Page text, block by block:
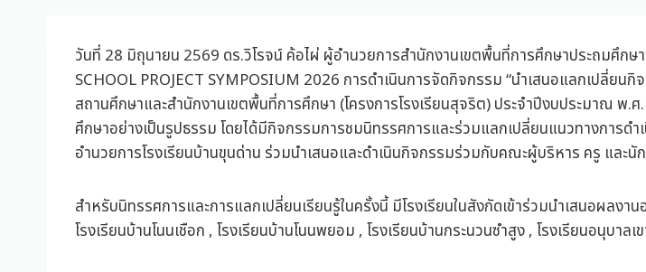
วันที่ 28 มิถุนายน 2569 ดร.วิโรจน์ ค้อไผ่ ผู้อำนวยการสำนักงานเขตพื้นที่การศึกษาประถมศึกษ
SCHOOL PROJECT SYMPOSIUM 2026 การดำเนินการจัดกิจกรรม “นำเสนอแลกเปลี่ย
สถานศึกษาและสำนักงานเขตพื้นที่การศึกษา (โครงการโรงเรียนสุจริต) ประจำปีงบประมาณ
ศึกษาอย่างเป็นรูปธรรม โดยได้มีกิจกรรมการชมนิทรรศการและร่วมแลกเปลี่ยนแนวทางการด
อำนวยการโรงเรียนบ้านขุนด่าน ร่วมนำเสนอและดำเนินกิจกรรมร่วมกับคณะผู้บริหาร ครู และนั
สำหรับนิทรรศการและการแลกเปลี่ยนเรียนรู้ในครั้งนี้ มีโรงเรียนในสังกัดเข้าร่วมนำเสนอผลง
โรงเรียนบ้านโนนเชือก , โรงเรียนบ้านโนนพยอม , โรงเรียนบ้านกระนวนซำสูง , โรงเรียนอนุบาล